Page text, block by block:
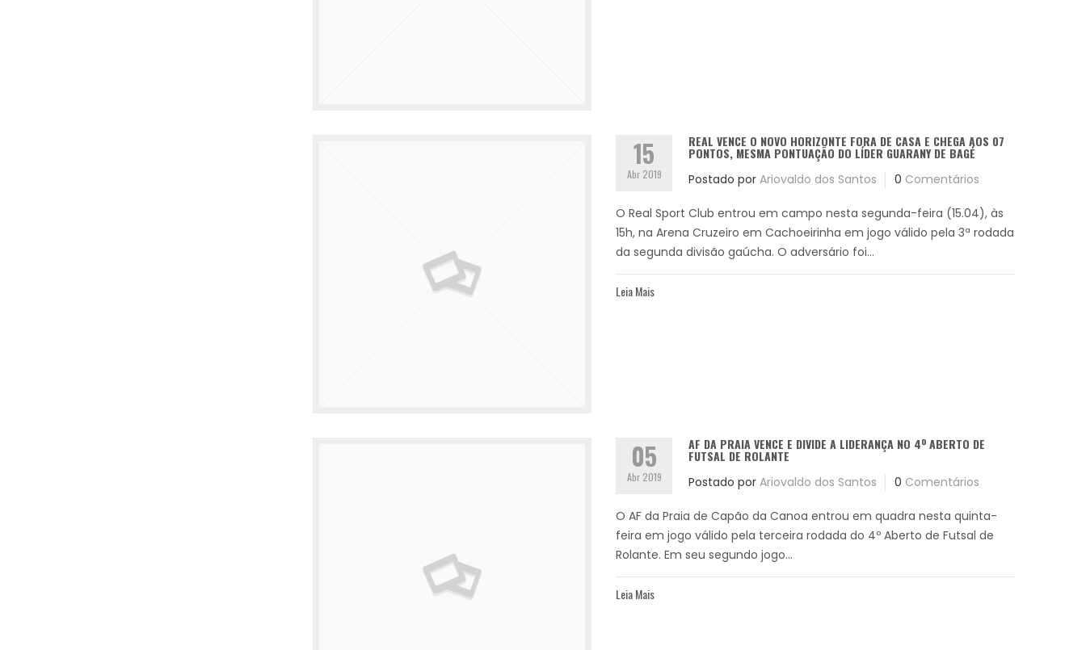
15
Abr 2019
REAL VENCE O NOVO HORIZONTE FORA DE CASA E CHEGA AOS 07
PONTOS, MESMA PONTUAÇÃO DO LÍDER GUARANY DE BAGÉ
Postado por Ariovaldo dos Santos 0 Comentários
O Real Sport Club entrou em campo nesta segunda-feira (15.04), às
15h, na Arena Cruzeiro em Cachoeirinha em jogo válido pela 3ª rodada
da segunda divisão gaúcha. O adversário foi...
Leia Mais
05
Abr 2019
AF DA PRAIA VENCE E DIVIDE A LIDERANÇA NO 4º ABERTO DE
FUTSAL DE ROLANTE
Postado por Ariovaldo dos Santos 0 Comentários
O AF da Praia de Capão da Canoa entrou em quadra nesta quinta-
feira em jogo válido pela terceira rodada do 4º Aberto de Futsal de
Rolante. Em seu segundo jogo...
Leia Mais